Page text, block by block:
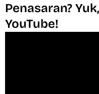
Penasaran?
YouTube!